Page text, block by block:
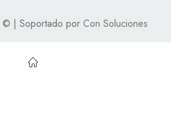
© | Soportado por Con Soluciones